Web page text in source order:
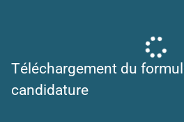
Téléchargement du
candidature